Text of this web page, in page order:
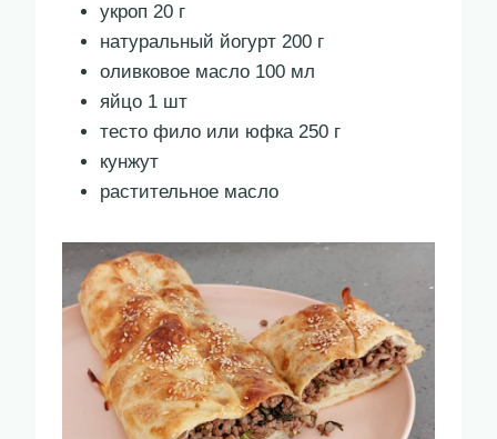
укроп 20 г
натуральный йогурт 200 г
оливковое масло 100 мл
яйцо 1 шт
тесто фило или юфка 250 г
кунжут
растительное масло